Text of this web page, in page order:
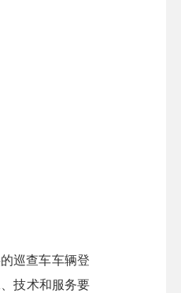
巡查车车辆登
技术和服务要